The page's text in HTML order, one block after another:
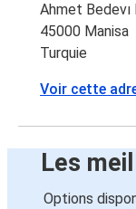
Ahmet Bedevı
45000 Manisa
Turquie
Voir cette
Les
Options